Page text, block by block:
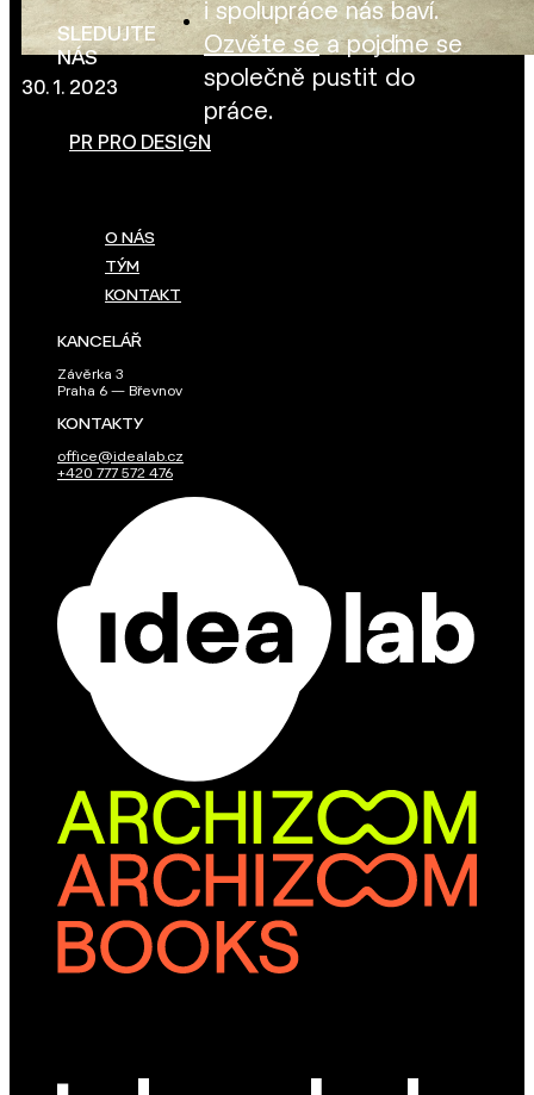
30. 1. 2023
PR PRO DESIGN
SLEDUJTE
NÁS
i spolupráce nás baví.
Ozvěte se a pojďme se
společně pustit do
práce.
O NÁS
TÝM
KONTAKT
KANCELÁŘ
Závěrka 3
Praha 6 — Břevnov
KONTAKTY
office@idealab.cz
+420 777 572 476